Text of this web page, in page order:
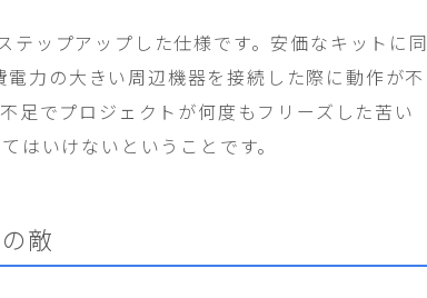
ップアップした仕様です。安価なキットに同
力の大きい周辺機器を接続した際に動作が不
足でプロジェクトが何度もフリーズした苦い
はいけないということです。
敵